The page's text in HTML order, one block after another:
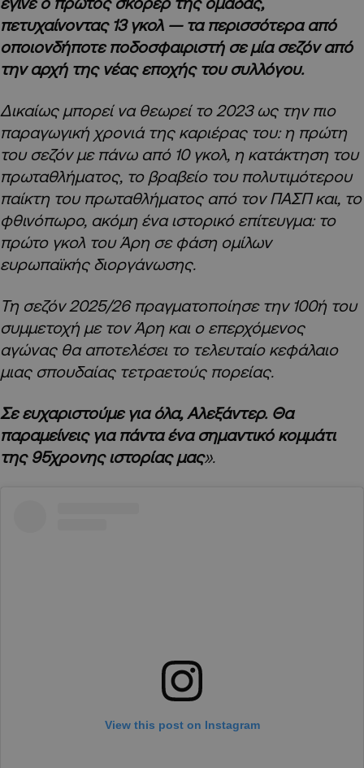
πετυχαίνοντας 13 γκολ — τα περισσότερα από
οποιονδήποτε ποδοσφαιριστή σε μία σεζόν από
την αρχή της νέας εποχής του συλλόγου.
Δικαίως μπορεί να θεωρεί το 2023 ως την πιο
παραγωγική χρονιά της καριέρας του: η πρώτη
του σεζόν με πάνω από 10 γκολ, η κατάκτηση του
πρωταθλήματος, το βραβείο του πολυτιμότερου
παίκτη του πρωταθλήματος από τον ΠΑΣΠ και, το
φθινόπωρο, ακόμη ένα ιστορικό επίτευγμα: το
πρώτο γκολ του Άρη σε φάση ομίλων
ευρωπαϊκής διοργάνωσης.
Τη σεζόν 2025/26 πραγματοποίησε την 100ή του
συμμετοχή με τον Άρη και ο επερχόμενος
αγώνας θα αποτελέσει το τελευταίο κεφάλαιο
μιας σπουδαίας τετραετούς πορείας.
Σε ευχαριστούμε για όλα, Αλεξάντερ. Θα
παραμείνεις για πάντα ένα σημαντικό κομμάτι
της 95χρονης ιστορίας μας».
View this post on Instagram